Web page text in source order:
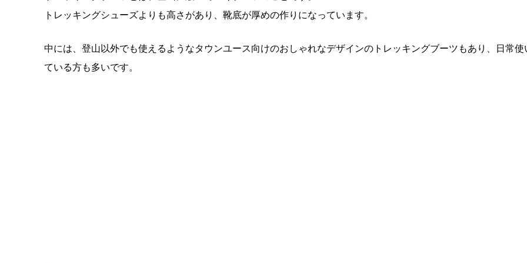
トレッキングシューズよりも高さがあり、靴底が厚めの作りになっています。
中には、登山以外でも使えるようなタウンユース向けのおしゃれなデザインのトレッキングブーツもあり、日常使
ている方も多いです。